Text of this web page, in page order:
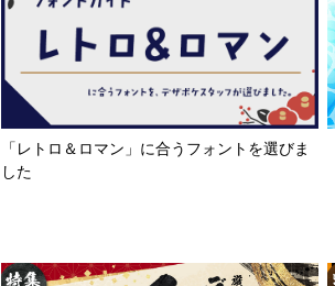
「レトロ＆ロマン」に合うフォントを選びま
した